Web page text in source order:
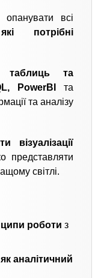
всі
потрібні
таблиць та
PowerBI
та
та аналізу
візуалізації
представляти
світлі.
роботи з
аналітичний